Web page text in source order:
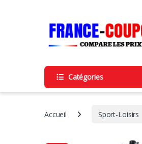
Catégories
Accueil Sport-Loisirs